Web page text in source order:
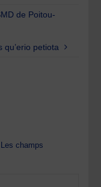
de Poitou-
qu’erio petiota
Les champs